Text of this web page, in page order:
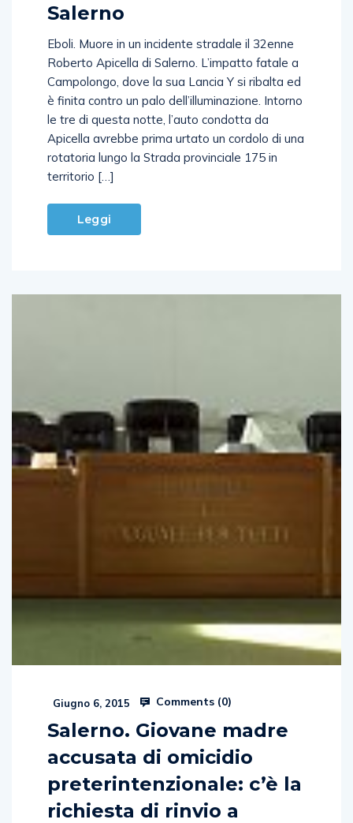
Salerno
Eboli. Muore in un incidente stradale il 32enne
Roberto Apicella di Salerno. L’impatto fatale a
Campolongo, dove la sua Lancia Y si ribalta ed
è finita contro un palo dell’illuminazione. Intorno
le tre di questa notte, l’auto condotta da
Apicella avrebbe prima urtato un cordolo di una
rotatoria lungo la Strada provinciale 175 in
territorio […]
Leggi
Giugno 6, 2015 Comments (0)
Salerno. Giovane madre
accusata di omicidio
preterintenzionale: c’è la
richiesta di rinvio a